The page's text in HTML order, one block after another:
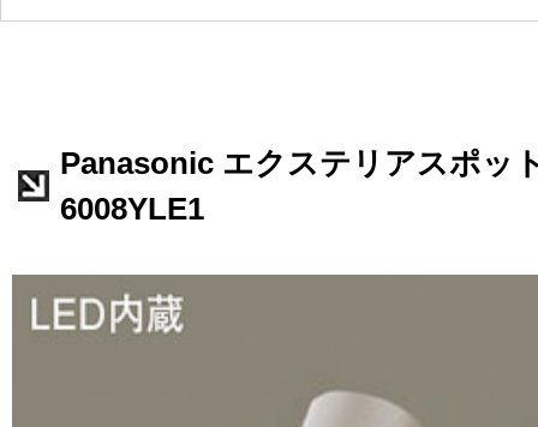
Panasonic エクステリアスポッ
6008YLE1